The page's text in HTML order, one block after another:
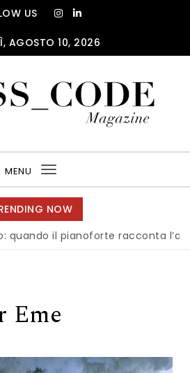
US
AGOSTO 10, 2026
MENU
Toggle
navigation
NOW
il pianoforte racconta l’anima
Eme